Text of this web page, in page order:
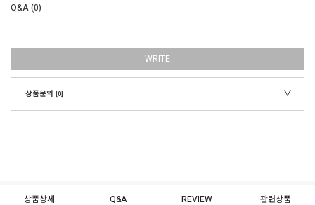
Q&A (0)
WRITE
상품문의 [0]
상품상세 Q&A REVIEW 관련상품